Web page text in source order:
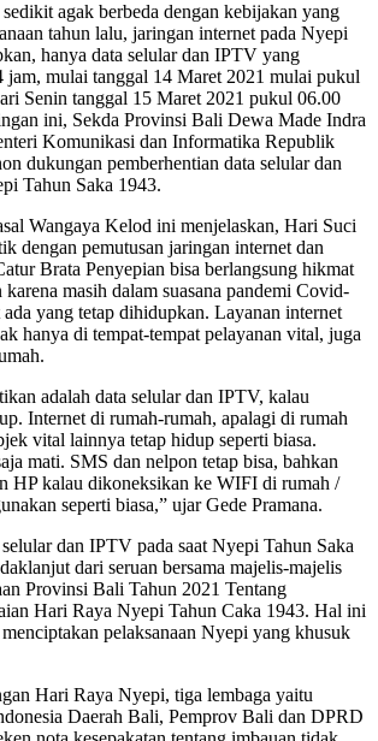
agak berbeda dengan kebijakan yang
tahun lalu, jaringan internet pada Nyepi
hanya data selular dan IPTV yang
jam, mulai tanggal 14 Maret 2021 mulai pukul
Senin tanggal 15 Maret 2021 pukul 06.00
ini, Sekda Provinsi Bali Dewa Made Indra
Komunikasi dan Informatika Republik
dukungan pemberhentian data selular dan
Tahun Saka 1943.
Wangaya Kelod ini menjelaskan, Hari Suci
dengan pemutusan jaringan internet dan
Brata Penyepian bisa berlangsung hikmat
masih dalam suasana pandemi Covid-
yang tetap dihidupkan. Layanan internet
hanya di tempat-tempat pelayanan vital, juga
adalah data selular dan IPTV, kalau
Internet di rumah-rumah, apalagi di rumah
vital lainnya tetap hidup seperti biasa.
mati. SMS dan nelpon tetap bisa, bahkan
HP kalau dikoneksikan ke WIFI di rumah /
seperti biasa,” ujar Gede Pramana.
dan IPTV pada saat Nyepi Tahun Saka
dari seruan bersama majelis-majelis
Provinsi Bali Tahun 2021 Tentang
Hari Raya Nyepi Tahun Caka 1943. Hal ini
pelaksanaan Nyepi yang khusuk
Hari Raya Nyepi, tiga lembaga yaitu
Daerah Bali, Pemprov Bali dan DPRD